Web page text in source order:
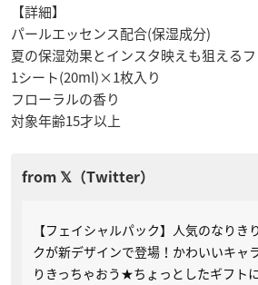
【詳細】
パールエッセンス配合(保湿成分)
夏の保湿効果とインスタ映えも狙える
1シート(20ml)×1枚入り
フローラルの香り
対象年齢15才以上
【フェイシャルパック】人気のなりき
クが新デザインで登場！かわいいキャ
りきっちゃおう★ちょっとしたギフト